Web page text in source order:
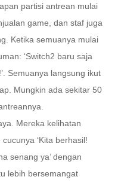
partisi antrean mulai
game, dan staf juga
Ketika semuanya mulai
‘Switch2 baru saja
Semuanya langsung ikut
Mungkin ada sekitar 50
Mereka kelihatan
‘Kita berhasil!
senang ya’ dengan
lebih bersemangat